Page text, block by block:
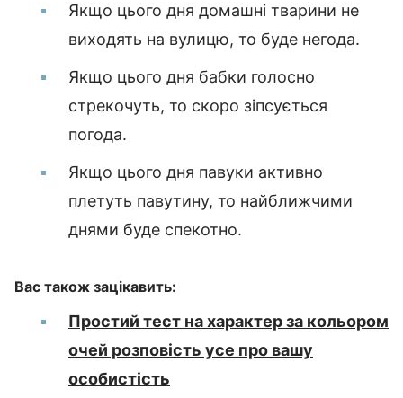
Якщо цього дня домашні тварини не
виходять на вулицю, то буде негода.
Якщо цього дня бабки голосно
стрекочуть, то скоро зіпсується
погода.
Якщо цього дня павуки активно
плетуть павутину, то найближчими
днями буде спекотно.
Вас також зацікавить:
Простий тест на характер за кольором
очей розповість усе про вашу
особистість